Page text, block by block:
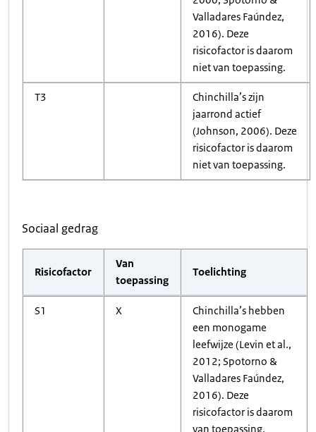
Valladares Faúndez,
2016). Deze
risicofactor is daarom
niet van toepassing.
T3
Chinchilla’s zijn
jaarrond actief
(Johnson, 2006). Deze
risicofactor is daarom
niet van toepassing.
Sociaal gedrag
Risicofactor
Van
toepassing
Toelichting
S1 X
Chinchilla’s hebben
een monogame
leefwijze (Levin et al.,
2012; Spotorno &
Valladares Faúndez,
2016). Deze
risicofactor is daarom
van toepassing.